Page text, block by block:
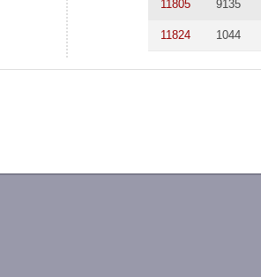
11805 9135
11824 1044